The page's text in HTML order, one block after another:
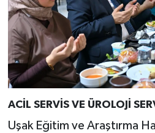
ACİL SERVİS VE ÜROLOJİ
Uşak Eğitim ve Araştırma